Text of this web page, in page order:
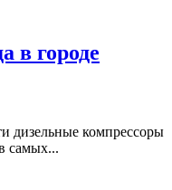
в городе
дизельные компрессоры
самых...